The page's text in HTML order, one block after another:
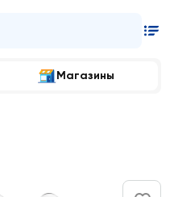
Магазины